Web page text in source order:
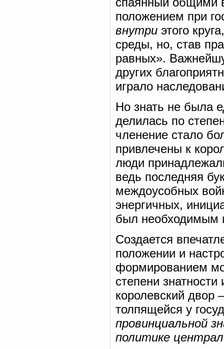
положением при
внутри этого
среды, но, став
равных».
других
играло
Но знать не была
делилась по
членение стало
привлечены к
люди
ведь последняя
междоусобных
энергичных,
был необходимым
Создается
положении и
формированием
степени
королевский
толпящейся у
провинциальной
политике